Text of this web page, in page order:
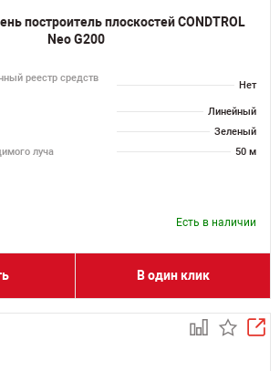
построитель плоскостей CONDTROL
Neo G200
реестр средств
Нет
Линейный
Зеленый
луча
50 м
Есть в наличии
В один клик